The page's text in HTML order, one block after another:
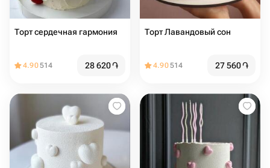
Торт сердечная гармония
4.90514 28 620֏
Торт Лавандовый сон
4.90514 27 560֏